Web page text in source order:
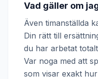
Vad gäller om
Även timanställda
Din rätt till
du har arbetat
Var noga med att
som visar exakt